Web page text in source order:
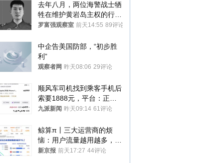
去年八月，两位海警战士牺
牲在维护黄岩岛主权的行动
中
罗富强观察室 前天14:55 89评论
中企告美国防部，“初步胜
利”
观察者网 昨天08:06 29评论
顺风车司机找到乘客手机后
索要1888元，平台：正和
司机沟通协商
九派新闻 昨天09:14 61评论
鲸算π丨三大运营商的烦
恼：用户流量越用越多，收
入却越来越少
新京报 前天17:27 44评论